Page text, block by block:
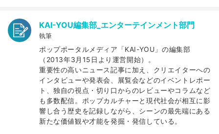
KAI-YOU編集部_エンターテインメント部門
執筆
ポップポータルメディア「KAI-YOU」の編集部
（2013年3月15日より運営開始）。
重要性の高いニュース記事に加え、クリエイターへの
インタビューや発表会、展覧会などのイベントレポー
ト、独自の視点・切り口からのレビューやコラムなど
も多数配信。ポップカルチャーと現代社会が相互に影
響し合う歴史を記録しながら、シーンの最先端にある
新たな価値観や才能を発掘・発信している。